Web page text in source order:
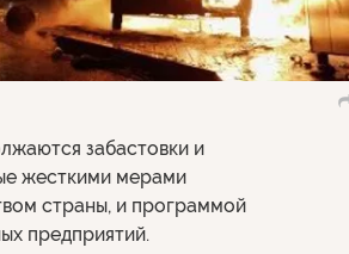
забастовки и
жесткими мерами
страны, и программой
предприятий.